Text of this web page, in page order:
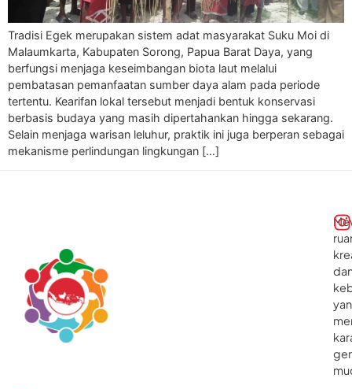
Tradisi Egek merupakan sistem adat masyarakat Suku Moi di
Malaumkarta, Kabupaten Sorong, Papua Barat Daya, yang
berfungsi menjaga keseimbangan biota laut melalui
pembatasan pemanfaatan sumber daya alam pada periode
tertentu. Kearifan lokal tersebut menjadi bentuk konservasi
berbasis budaya yang masih dipertahankan hingga sekarang.
Selain menjaga warisan leluhur, praktik ini juga berperan sebagai
mekanisme perlindungan lingkungan […]